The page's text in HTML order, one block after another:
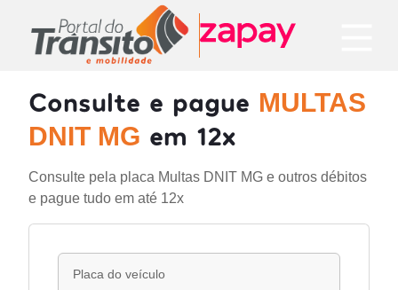
Consulte e pague MULTAS
DNIT MG em 12x
Consulte pela placa Multas DNIT MG e outros débitos
e pague tudo em até 12x